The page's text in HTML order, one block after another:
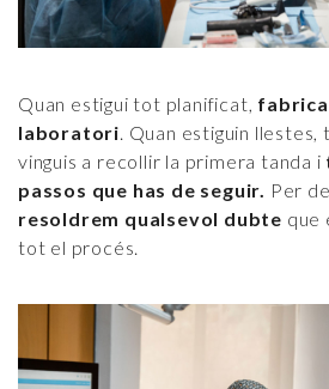
Quan estigui tot planificat,
laboratori. Quan estiguin llestes,
vinguis a recollir la primera tanda i
passos que has de seguir. Per
resoldrem qualsevol dubte que
tot el procés.